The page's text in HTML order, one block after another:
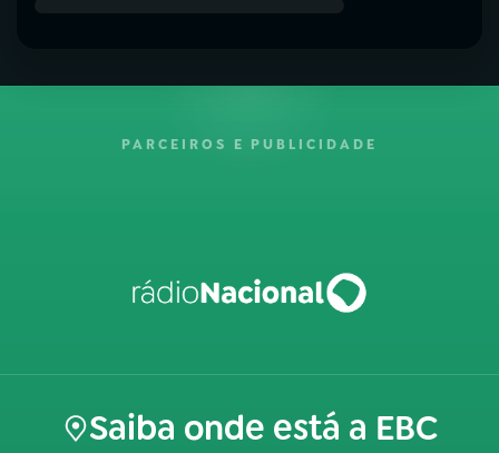
PARCEIROS E PUBLICIDADE
Saiba onde está a EBC